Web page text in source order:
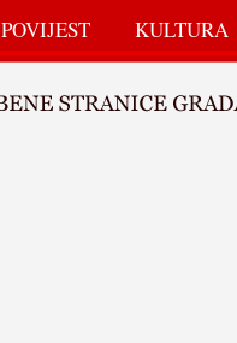
POVIJEST KULTURA